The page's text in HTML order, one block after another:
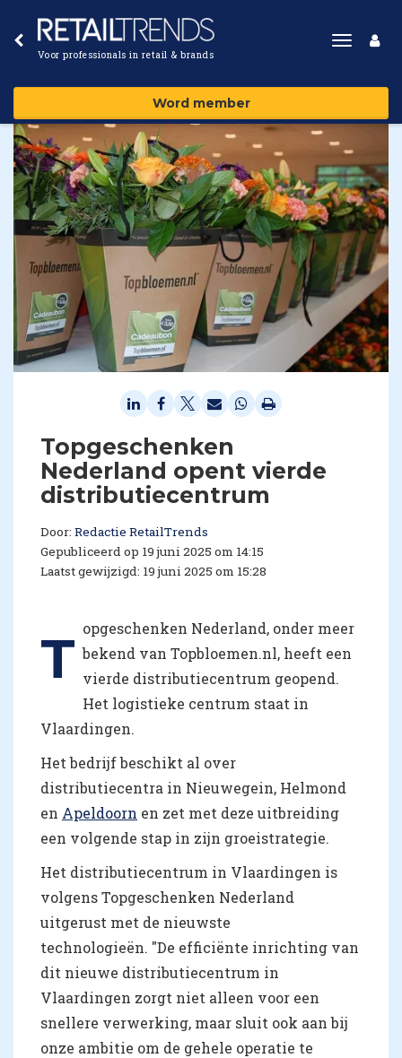
Voor professionals in retail & brands
Toggle
Word member
Topgeschenken
Nederland opent vierde
distributiecentrum
Door: Redactie RetailTrends
Gepubliceerd op 19 juni 2025 om 14:15
Laatst gewijzigd: 19 juni 2025 om 15:28
T opgeschenken Nederland, onder meer
bekend van Topbloemen.nl, heeft een
vierde distributiecentrum geopend.
Het logistieke centrum staat in
Vlaardingen.
Het bedrijf beschikt al over
distributiecentra in Nieuwegein, Helmond
en Apeldoorn en zet met deze uitbreiding
een volgende stap in zijn groeistrategie.
Het distributiecentrum in Vlaardingen is
volgens Topgeschenken Nederland
uitgerust met de nieuwste
technologieën. "De efficiënte inrichting van
dit nieuwe distributiecentrum in
Vlaardingen zorgt niet alleen voor een
snellere verwerking, maar sluit ook aan bij
onze ambitie om de gehele operatie te